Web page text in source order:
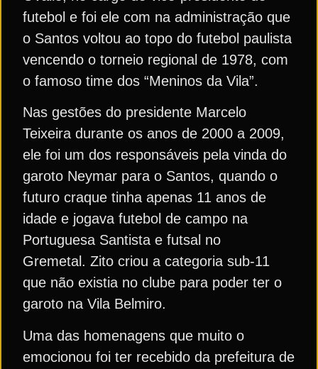
futebol e foi ele com na administração que
o Santos voltou ao topo do futebol paulista
vencendo o torneio regional de 1978, com
o famoso time dos “Meninos da Vila”.
Nas gestões do presidente Marcelo
Teixeira durante os anos de 2000 a 2009,
ele foi um dos responsáveis pela vinda do
garoto Neymar para o Santos, quando o
futuro craque tinha apenas 11 anos de
idade e jogava futebol de campo na
Portuguesa Santista e futsal no
Gremetal. Zito criou a categoria sub-11
que não existia no clube para poder ter o
garoto na Vila Belmiro.
Uma das homenagens que muito o
emocionou foi ter recebido da prefeitura de